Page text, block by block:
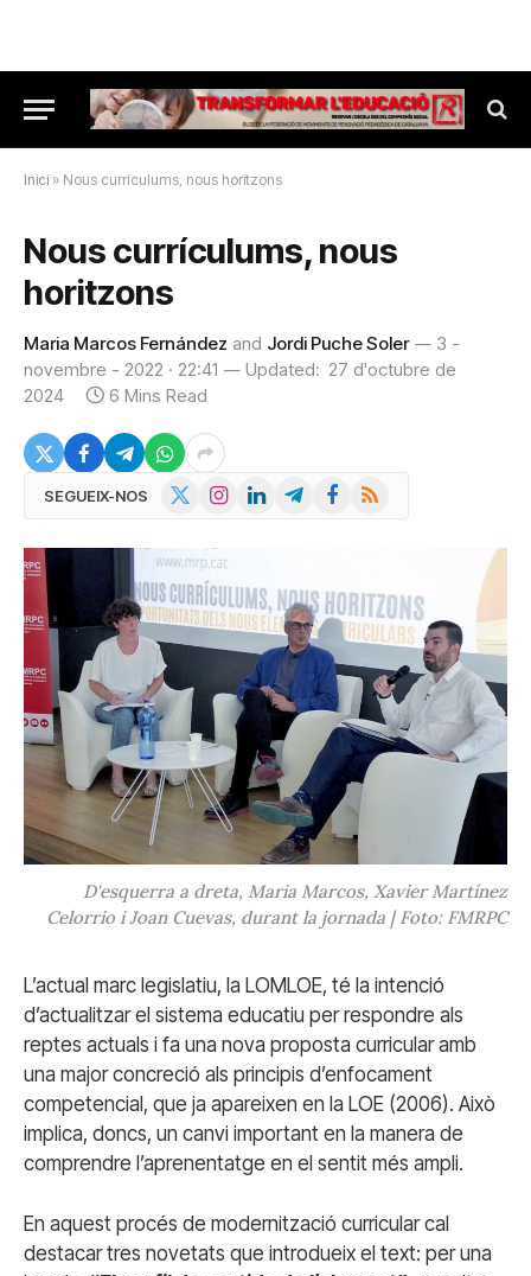
Inici » Nous currículums, nous horitzons
Nous currículums, nous
horitzons
Maria Marcos Fernández and Jordi Puche Soler
3 -
novembre - 2022 · 22:41
Updated: 27 d'octubre de
2024
6 Mins Read
SEGUEIX-NOS InstagramLinkedInTelegramFacebook
RSS
D'esquerra a dreta, Maria Marcos, Xavier Martínez
Celorrio i Joan Cuevas, durant la jornada | Foto: FMRPC
L’actual marc legislatiu, la LOMLOE, té la intenció
d’actualitzar el sistema educatiu per respondre als
reptes actuals i fa una nova proposta curricular amb
una major concreció als principis d’enfocament
competencial, que ja apareixen en la LOE (2006). Això
implica, doncs, un canvi important en la manera de
comprendre l’aprenentatge en el sentit més ampli.
En aquest procés de modernització curricular cal
destacar tres novetats que introdueix el text: per una